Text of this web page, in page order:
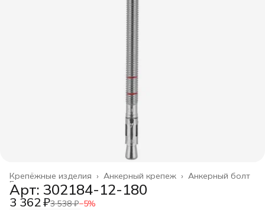
Анкерный болт
Анкерный крепеж ›
Крепёжные изделия ›
Главная ›
Арт: 302184-12-180
3 362 ₽3 538 ₽−5%